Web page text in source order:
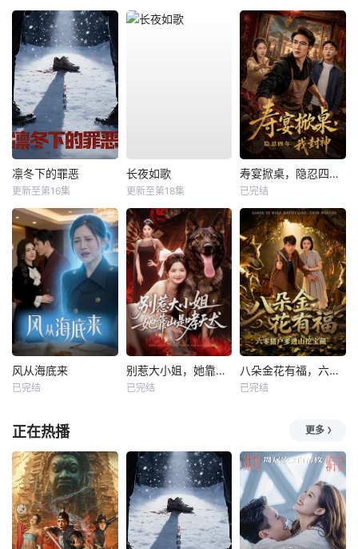
凛冬下的罪恶
更新至第16集
长夜如歌
更新至第18集
寿宴掀桌，隐忍四年我封神
已完结
风从海底来
已完结
别惹大小姐，她靠山是哮天犬
已完结
八朵金花有福，六零猎户爹进山挖宝藏
已完结
正在热播 更多